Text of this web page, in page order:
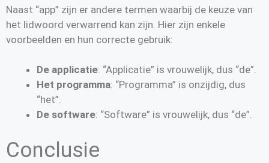
Naast “app” zijn er andere termen waarbij de keuze van
het lidwoord verwarrend kan zijn. Hier zijn enkele
voorbeelden en hun correcte gebruik:
De applicatie: “Applicatie” is vrouwelijk, dus “de”.
Het programma: “Programma” is onzijdig, dus
“het”.
De software: “Software” is vrouwelijk, dus “de”.
Conclusie